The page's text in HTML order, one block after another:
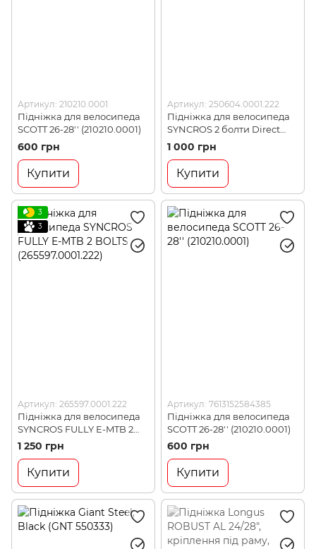
Артикул: 210210.0001
Підніжка для велосипеда
SCOTT 26-28'' (210210.0001)
600 грн
Купити
Артикул: 250604.0001.222
Підніжка для велосипеда
SYNCROS 2 болти Direct
Mount (250604.0001.222)
1 000 грн
Купити
3
3
Артикул: 265597.0001.222
Підніжка для велосипеда
SYNCROS FULLY E-MTB 2
BOLTS (265597.0001.222)
1 250 грн
Купити
Артикул: 7613152584385
Підніжка для велосипеда
SCOTT 26-28'' (210210.0001)
600 грн
Купити